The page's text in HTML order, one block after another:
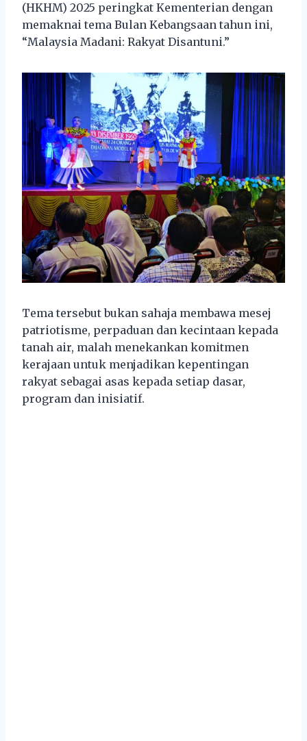
(HKHM) 2025 peringkat Kementerian dengan
memaknai tema Bulan Kebangsaan tahun ini,
“Malaysia Madani: Rakyat Disantuni.”
Tema tersebut bukan sahaja membawa mesej
patriotisme, perpaduan dan kecintaan kepada
tanah air, malah menekankan komitmen
kerajaan untuk menjadikan kepentingan
rakyat sebagai asas kepada setiap dasar,
program dan inisiatif.